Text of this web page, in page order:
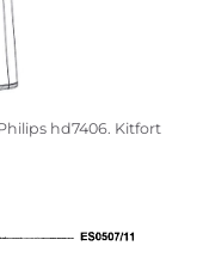
hd7406. Kitfort